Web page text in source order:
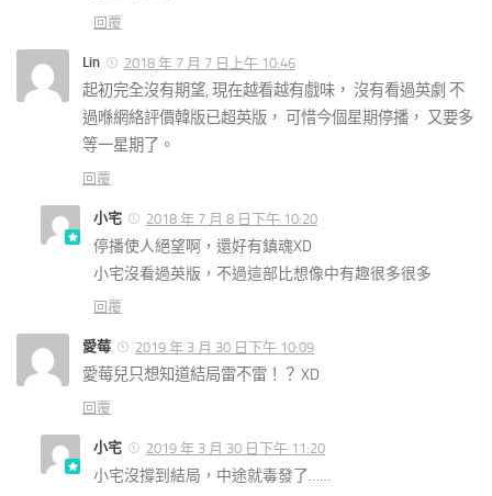
回覆
Lin 2018 年 7 月 7 日上午 10:46
起初完全沒有期望, 現在越看越有戲味， 沒有看過英劇 不
過喺網絡評價韓版已超英版， 可惜今個星期停播， 又要多
等一星期了。
回覆
小宅 2018 年 7 月 8 日下午 10:20
停播使人絕望啊，還好有鎮魂XD
小宅沒看過英版，不過這部比想像中有趣很多很多
回覆
愛莓 2019 年 3 月 30 日下午 10:09
愛莓兒只想知道結局雷不雷！？ XD
回覆
小宅 2019 年 3 月 30 日下午 11:20
小宅沒撐到結局，中途就毒發了……